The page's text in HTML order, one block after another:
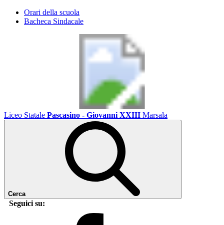
Orari della scuola
Bacheca Sindacale
Liceo Statale Pascasino - Giovanni XXIII Marsala
Cerca
Seguici su: